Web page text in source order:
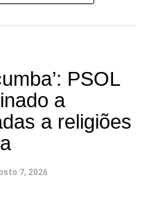
PSOL
a
a religiões
7, 2026